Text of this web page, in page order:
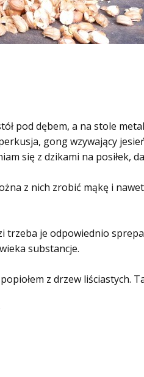
pod dębem, a na stole
gong wzywający
się z dzikami na posiłek,
z nich zrobić mąkę i
trzeba je odpowiednio
substancje.
z drzew liściastych.